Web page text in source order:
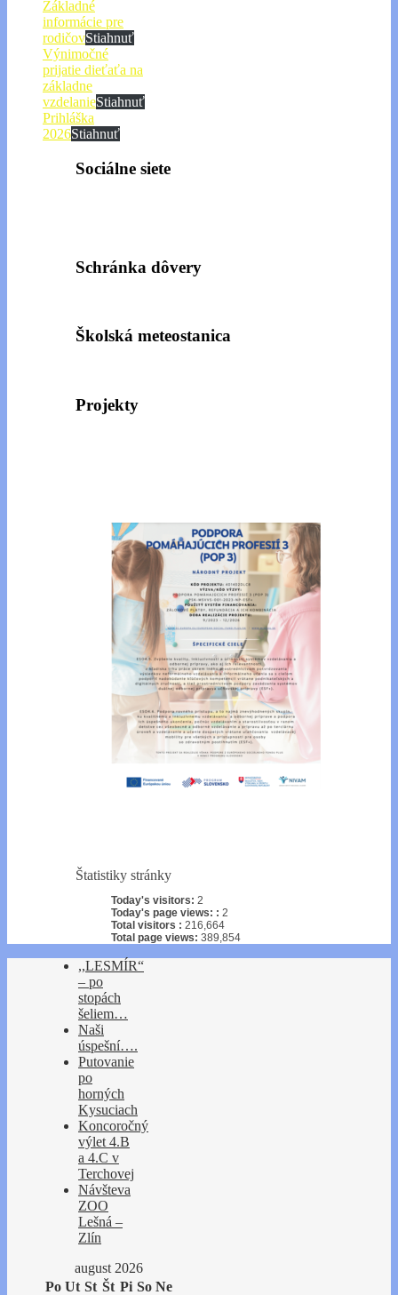
Základné
informácie pre
rodičovStiahnuť
Výnimočné
prijatie dieťaťa na
základne
vzdelanieStiahnuť
Prihláška
2026Stiahnuť
Sociálne siete
Schránka dôvery
Školská meteostanica
Projekty
Štatistiky stránky
Today's visitors: 2
Today's page views: : 2
Total visitors : 216,664
Total page views: 389,854
,,LESMÍR“
– po
stopách
šeliem…
Naši
úspešní….
Putovanie
po
horných
Kysuciach
Koncoročný
výlet 4.B
a 4.C v
Terchovej
Návšteva
ZOO
Lešná –
Zlín
august 2026
Po Ut St Št Pi So Ne